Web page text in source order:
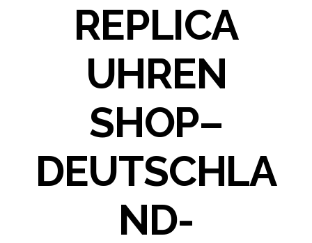
REPLICA
UHREN
SHOP–
DEUTSCHLA
ND-